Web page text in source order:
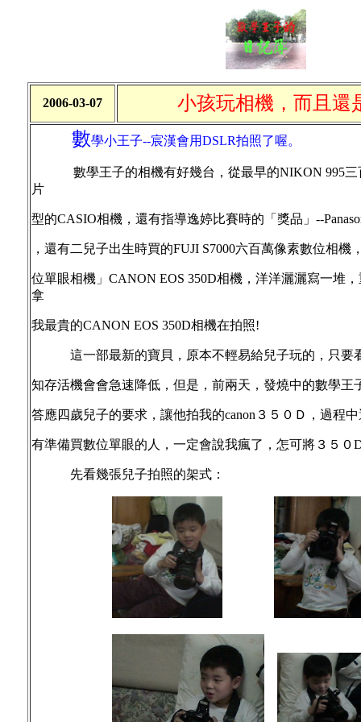
2006-03-07
小孩玩相機，而且還
數學小王子--宸漢會用DSLR拍照了喔。
數學王子的相機有好幾台，從最早的NIKON 995
片
型的CASIO相機，還有指導逸婷比賽時的「獎品」--
，還有二兒子出生時買的FUJI S7000六百萬像素數位相機
位單眼相機」CANON EOS 350D相機，洋洋灑灑寫一堆
拿
我最貴的CANON EOS 350D相機在拍照!
這一部最新的寶貝，原本不輕易給兒子玩的，只要看
知存活機會會急速降低，但是，前兩天，發燒中的數學王
答應四歲兒子的要求，讓他拍我的canon３５０Ｄ，過程
有準備買數位單眼的人，一定會說我瘋了，怎可將３５０
先看幾張兒子拍照的架式：